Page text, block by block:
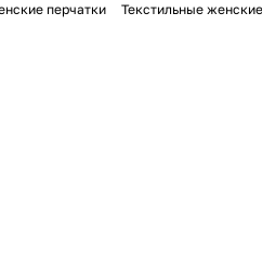
перчатки Текстильные